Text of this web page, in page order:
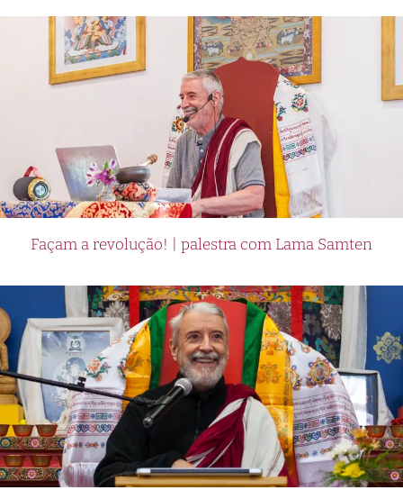
Façam a revolução! | palestra com Lama Samten